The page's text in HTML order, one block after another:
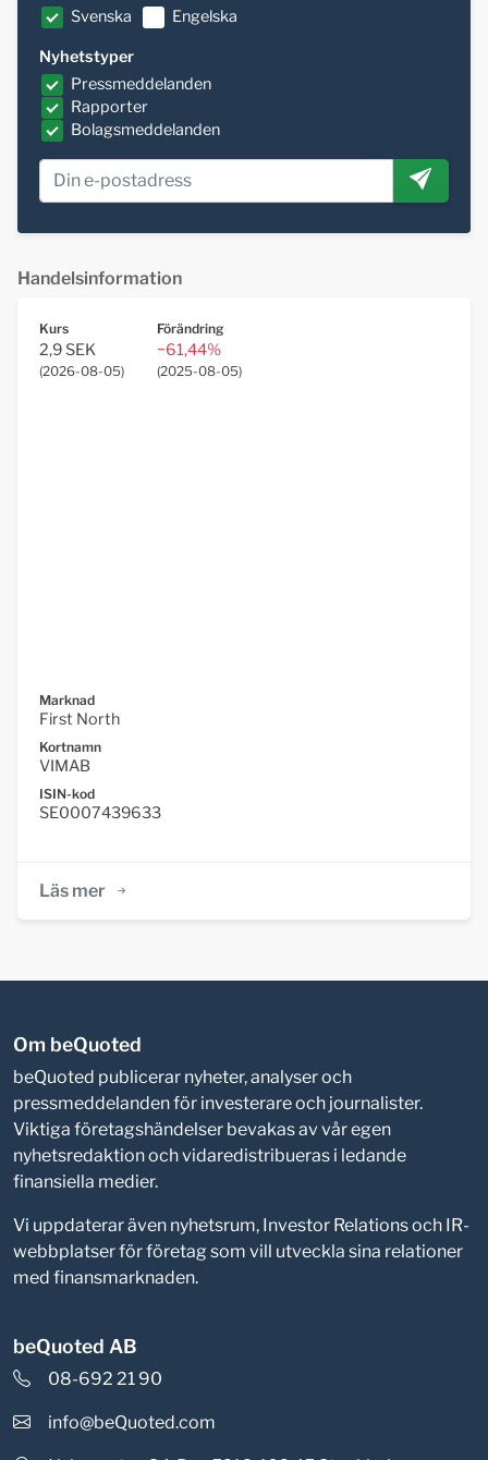
Svenska
Engelska
Nyhetstyper
Pressmeddelanden
Rapporter
Bolagsmeddelanden
Handelsinformation
Kurs
2,9 SEK
(2026-08-05)
Förändring
−61,44%
(2025-08-05)
Marknad
First North
Kortnamn
VIMAB
ISIN-kod
SE0007439633
Läs mer
Om beQuoted
beQuoted publicerar nyheter, analyser och
pressmeddelanden för investerare och journalister.
Viktiga företagshändelser bevakas av vår egen
nyhetsredaktion och vidaredistribueras i ledande
finansiella medier.
Vi uppdaterar även nyhetsrum, Investor Relations och IR-
webbplatser för företag som vill utveckla sina relationer
med finansmarknaden.
beQuoted AB
08-692 21 90
info@beQuoted.com